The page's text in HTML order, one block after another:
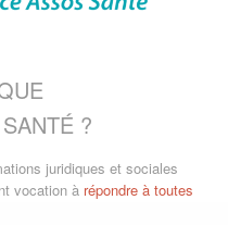
de la santé
?
juridiques et sociales
vocation à répondre à toutes